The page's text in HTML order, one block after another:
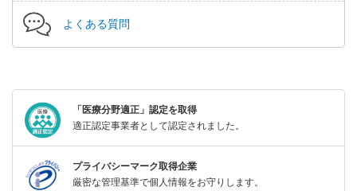
よくある質問
「医療分野適正」認定を取得
適正認定事業者として認定されました。
プライバシーマーク取得企業
厳密な管理基準で個人情報をお守りします。